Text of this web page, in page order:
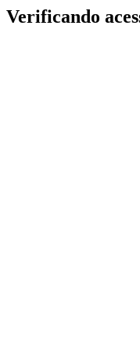
Verificando